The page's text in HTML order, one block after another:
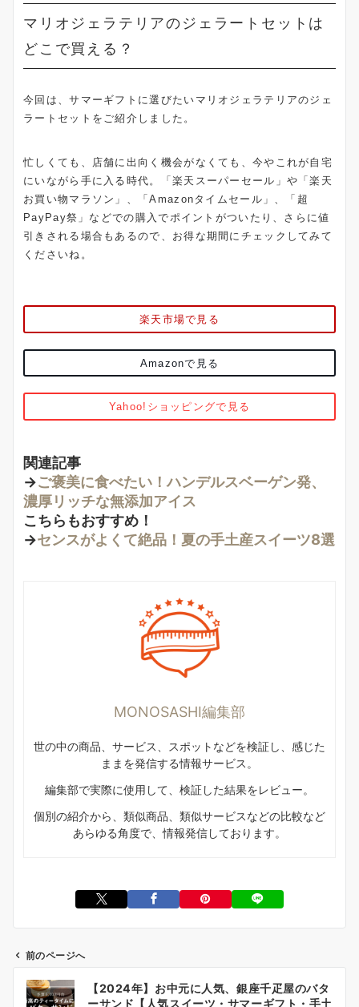
マリオジェラテリアのジェラートセットは
どこで買える？
今回は、サマーギフトに選びたいマリオジェラテリアのジェ
ラートセットをご紹介しました。
忙しくても、店舗に出向く機会がなくても、今やこれが自宅
にいながら手に入る時代。「楽天スーパーセール」や「楽天
お買い物マラソン」、「Amazonタイムセール」、「超
PayPay祭」などでの購入でポイントがついたり、さらに値
引きされる場合もあるので、お得な期間にチェックしてみて
くださいね。
楽天市場で見る
Amazonで見る
Yahoo!ショッピングで見る
関連記事
→ご褒美に食べたい！ハンデルスベーゲン発、
濃厚リッチな無添加アイス
こちらもおすすめ！
→センスがよくて絶品！夏の手土産スイーツ8選
MONOSASHI編集部
世の中の商品、サービス、スポットなどを検証し、感じた
ままを発信する情報サービス。
編集部で実際に使用して、検証した結果をレビュー。
個別の紹介から、類似商品、類似サービスなどの比較など
あらゆる角度で、情報発信しております。
投
稿
前のページへ
【2024年】お中元に人気、銀座千疋屋のバタ
ーサンド【人気スイーツ・サマーギフト・手土